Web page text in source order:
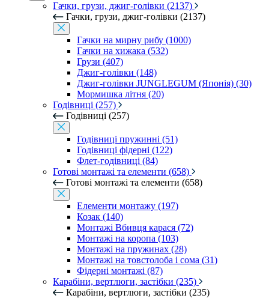
Гачки, грузи, джиг-голівки (2137)
Гачки, грузи, джиг-голівки (2137)
Гачки на мирну рибу (1000)
Гачки на хижака (532)
Грузи (407)
Джиг-голівки (148)
Джиг-голівки JUNGLEGUM (Японія) (30)
Мормишка літня (20)
Годівниці (257)
Годівниці (257)
Годівниці пружинні (51)
Годівниці фідерні (122)
Флет-годівниці (84)
Готові монтажі та елементи (658)
Готові монтажі та елементи (658)
Елементи монтажу (197)
Козак (140)
Монтажі Вбивця карася (72)
Монтажі на коропа (103)
Монтажі на пружинах (28)
Монтажі на товстолоба і сома (31)
Фідерні монтажі (87)
Карабіни, вертлюги, застібки (235)
Карабіни, вертлюги, застібки (235)